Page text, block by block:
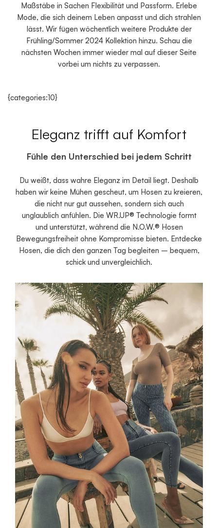
Maßstäbe in Sachen Flexibilität und Passform. Erlebe
Mode, die sich deinem Leben anpasst und dich strahlen
lässt. Wir fügen wöchentlich weitere Produkte der
Frühling/Sommer 2024 Kollektion hinzu. Schau die
nächsten Wochen immer wieder mal auf dieser Seite
vorbei um nichts zu verpassen.
{categories:10}
Eleganz trifft auf Komfort
Fühle den Unterschied bei jedem Schritt
Du weißt, dass wahre Eleganz im Detail liegt. Deshalb
haben wir keine Mühen gescheut, um Hosen zu kreieren,
die nicht nur gut aussehen, sondern sich auch
unglaublich anfühlen. Die WR.UP® Technologie formt
und unterstützt, während die N.O.W.® Hosen
Bewegungsfreiheit ohne Kompromisse bieten. Entdecke
Hosen, die dich den ganzen Tag begleiten – bequem,
schick und unvergleichlich.